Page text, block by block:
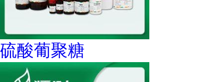
硫酸葡聚糖